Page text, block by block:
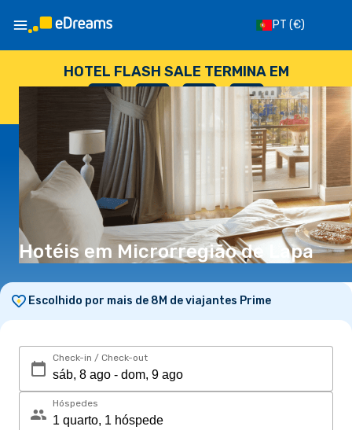
PT (€)
HOTEL FLASH SALE TERMINA EM
--
DIAS
: --
HORAS
: --
SEGUNDOS
Hotéis em Microrregião de Lapa
Escolhido por mais de 8M de viajantes Prime
Check-in / Check-out
Hóspedes